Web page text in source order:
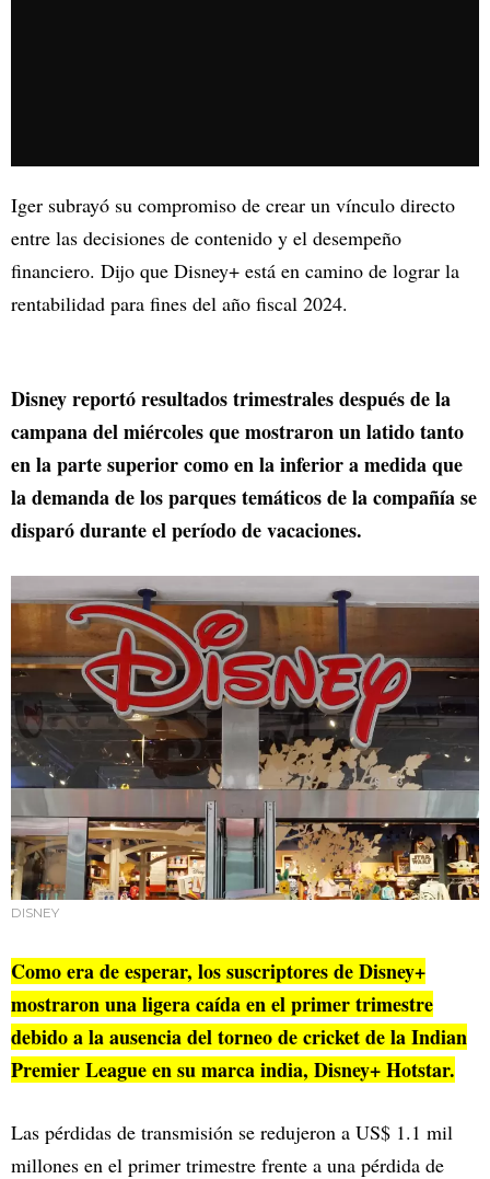
Iger subrayó su compromiso de crear un vínculo directo
entre las decisiones de contenido y el desempeño
financiero. Dijo que Disney+ está en camino de lograr la
rentabilidad para fines del año fiscal 2024.
Disney reportó resultados trimestrales después de la
campana del miércoles que mostraron un latido tanto
en la parte superior como en la inferior a medida que
la demanda de los parques temáticos de la compañía se
disparó durante el período de vacaciones.
DISNEY
Como era de esperar, los suscriptores de Disney+
mostraron una ligera caída en el primer trimestre
debido a la ausencia del torneo de cricket de la Indian
Premier League en su marca india, Disney+ Hotstar.
Las pérdidas de transmisión se redujeron a US$ 1.1 mil
millones en el primer trimestre frente a una pérdida de